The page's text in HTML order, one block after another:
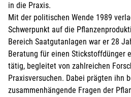
in die Praxis.
Mit der politischen Wende 1989
Schwerpunkt auf die
Bereich Saatgutanlagen war er 28
Beratung für einen Stickstoffdünger
tätig, begleitet von zahlreichen
Praxisversuchen. Dabei prägten ihn
zusammenhängende Fragen der